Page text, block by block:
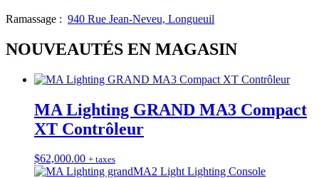
Ramassage : 940 Rue Jean-Neveu, Longueuil
NOUVEAUTÉS EN MAGASIN
MA Lighting GRAND MA3 Compact
XT Contrôleur
$62,000.00 + taxes